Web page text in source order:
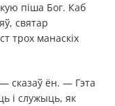
піша Бог. Каб
святар
трох манаскіх
сказаў ён. — Гэта
і служыць, як